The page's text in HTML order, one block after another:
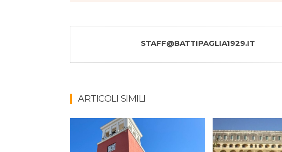
STAFF@BATTIPAGLIA1929.IT
ARTICOLI SIMILI